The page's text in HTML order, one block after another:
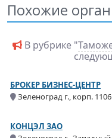
Похожие
В рубрике "
БРОКЕР БИЗНЕС-ЦЕНТР
Зеленоград г., корп.
КОНЦЭЛ ЗАО